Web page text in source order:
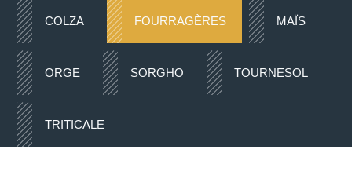
COLZA FOURRAGÈRES MAÏS
ORGE SORGHO TOURNESOL
TRITICALE